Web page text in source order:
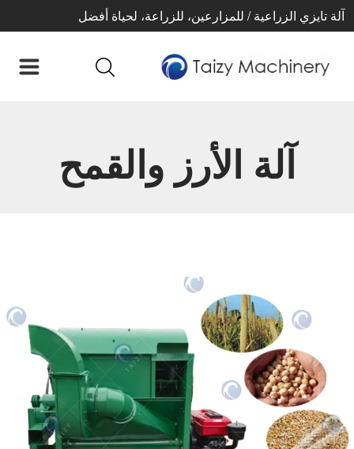
آلة تايزي الزراعية / للمزارعين، للزراعة، لحياة أفضل
آلة الأرز والقمح